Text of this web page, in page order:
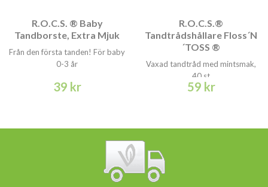
R.O.C.S. ® Baby
Tandborste, Extra Mjuk
Från den första tanden! För baby
0-3 år
39 kr
R.O.C.S.®
Tandtrådshållare Floss´N
´TOSS ®
Vaxad tandtråd med mintsmak,
40 st
59 kr